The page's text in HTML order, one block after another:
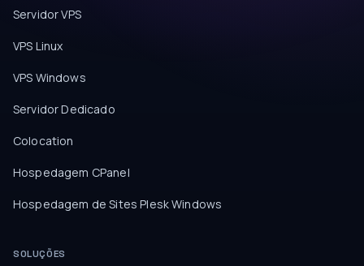
Servidor VPS
VPS Linux
VPS Windows
Servidor Dedicado
Colocation
Hospedagem CPanel
Hospedagem de Sites Plesk Windows
SOLUÇÕES